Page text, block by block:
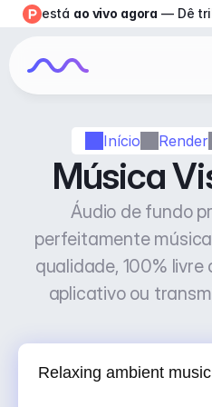
Início Render
Música
Áudio de fundo
perfeitamente
qualidade, 100% livre
aplicativo ou
está ao vivo agora — Dê